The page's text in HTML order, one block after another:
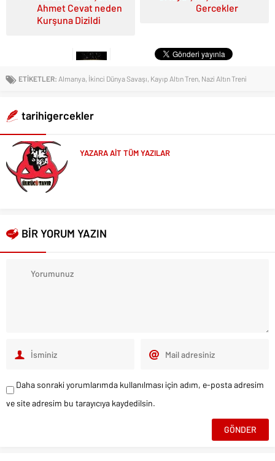
Ahmet Cevat neden
Kurşuna Dizildi
Gercekler
ETİKETLER: Almanya, İkinci Dünya Savaşı, Kayıp Altın Tren, Nazi Altın Treni
tarihigercekler
YAZARA AİT TÜM YAZILAR
BİR YORUM YAZIN
Daha sonraki yorumlarımda kullanılması için adım, e-posta adresim
ve site adresim bu tarayıcıya kaydedilsin.